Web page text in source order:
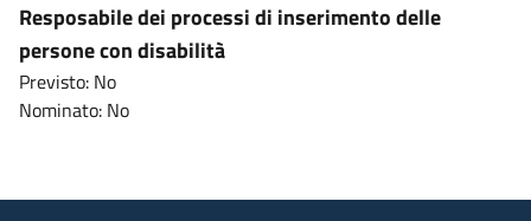
Resposabile dei processi di inserimento delle
persone con disabilità
Previsto: No
Nominato: No